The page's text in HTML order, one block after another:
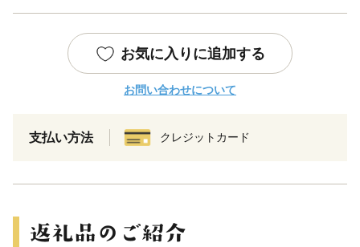
お気に入りに追加する
お問い合わせについて
支払い方法 クレジットカード